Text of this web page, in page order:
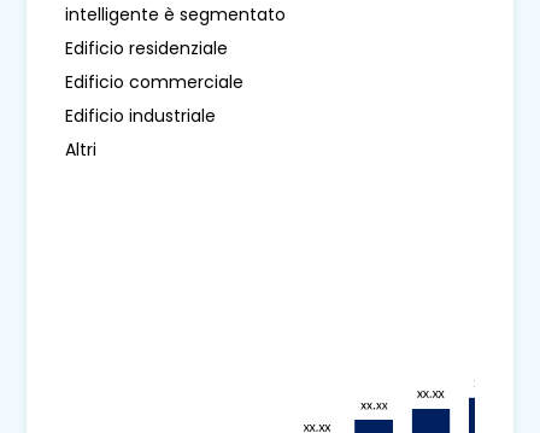
intelligente è segmentato
Edificio residenziale
Edificio commerciale
Edificio industriale
Altri